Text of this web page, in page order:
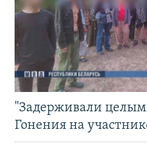
"Задерживали
Гонения на